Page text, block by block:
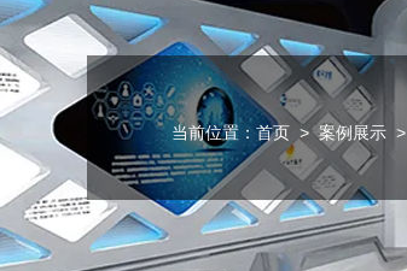
当前位置： 首页 >案例展示 >